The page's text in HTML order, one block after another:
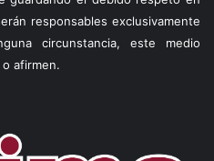
responsables exclusivamente
circunstancia, este medio
afirmen.